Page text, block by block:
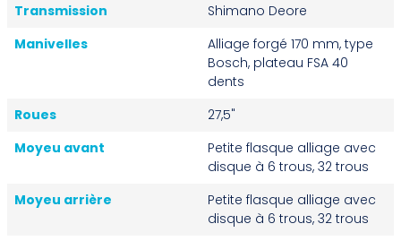
Transmission
Shimano Deore
Manivelles
Alliage forgé 170 mm, type
Bosch, plateau FSA 40
dents
Roues
27,5"
Moyeu avant
Petite flasque alliage avec
disque à 6 trous, 32 trous
Moyeu arrière
Petite flasque alliage avec
disque à 6 trous, 32 trous